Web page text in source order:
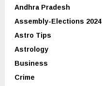
Andhra Pradesh
Assembly-Elections 2024
Astro Tips
Astrology
Business
Crime